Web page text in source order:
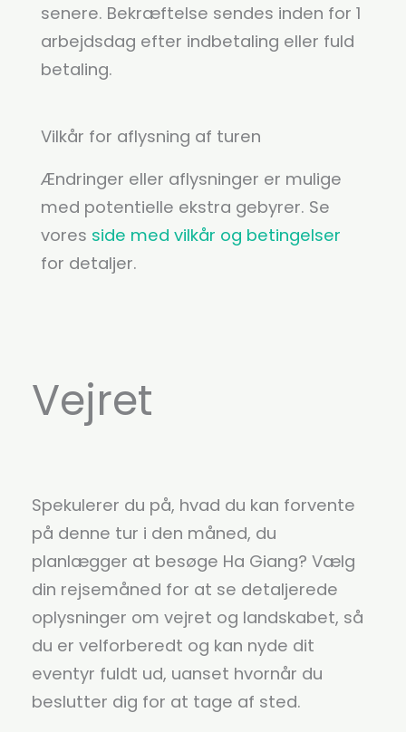
senere. Bekræftelse sendes inden for 1
arbejdsdag efter indbetaling eller fuld
betaling.
Vilkår for aflysning af turen
Ændringer eller aflysninger er mulige
med potentielle ekstra gebyrer. Se
vores side med vilkår og betingelser
for detaljer.
Vejret
Spekulerer du på, hvad du kan forvente
på denne tur i den måned, du
planlægger at besøge Ha Giang? Vælg
din rejsemåned for at se detaljerede
oplysninger om vejret og landskabet, så
du er velforberedt og kan nyde dit
eventyr fuldt ud, uanset hvornår du
beslutter dig for at tage af sted.